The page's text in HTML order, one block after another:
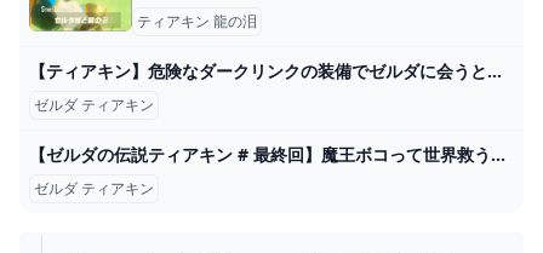
ティアキン 龍の泪
【ティアキン】危険なダークリンクの装備でゼルダに会うと…レアな演出が…！？ゲームに隠れた細かすぎる小ネタ集【ゼルダの伝説 ティアーズ オブ ザ キングダム】@レウンGameTV - YouTube
ゼルダ ティアキン
【ゼルダの伝説ティアキン # 最終回】魔王ボコって世界救うぞぉ！！【＃くるりらいぶ】新人VTuber ゼルダの伝説 ティアーズ オブ ザ キングダム - YouTube
ゼルダ ティアキン